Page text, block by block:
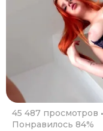
45 487 просмотров
Понравилось 84%